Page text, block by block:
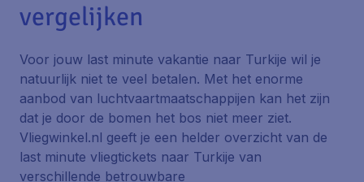
vergelijken
Voor jouw last minute vakantie naar Turkije wil je
natuurlijk niet te veel betalen. Met het enorme
aanbod van luchtvaartmaatschappijen kan het zijn
dat je door de bomen het bos niet meer ziet.
Vliegwinkel.nl geeft je een helder overzicht van de
last minute vliegtickets naar Turkije van
verschillende betrouwbare